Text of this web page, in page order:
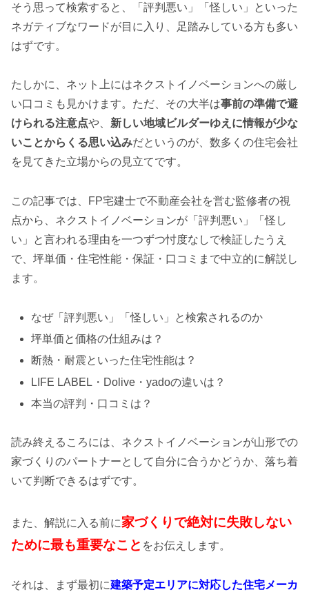
そう思って検索すると、「評判悪い」「怪しい」といった
ネガティブなワードが目に入り、足踏みしている方も多い
はずです。
たしかに、ネット上にはネクストイノベーションへの厳し
い口コミも見かけます。ただ、その大半は事前の準備で避
けられる注意点や、 新しい地域ビルダーゆえに情報が少な
いことからくる思い込みだというのが、数多くの住宅会社
を見てきた立場からの見立てです。
この記事では、FP宅建士で不動産会社を営む監修者の視
点から、ネクストイノベーションが「評判悪い」「怪し
い」と言われる理由を一つずつ忖度なしで検証したうえ
で、坪単価・住宅性能・保証・口コミまで中立的に解説し
ます。
なぜ「評判悪い」「怪しい」と検索されるのか
坪単価と価格の仕組みは？
断熱・耐震といった住宅性能は？
LIFE LABEL・Dolive・yadoの違いは？
本当の評判・口コミは？
読み終えるころには、ネクストイノベーションが山形での
家づくりのパートナーとして自分に合うかどうか、落ち着
いて判断できるはずです。
また、解説に入る前に家づくりで絶対に失敗しない
ために最も重要なこと をお伝えします。
それは、まず最初に建築予定エリアに対応した住宅メーカ